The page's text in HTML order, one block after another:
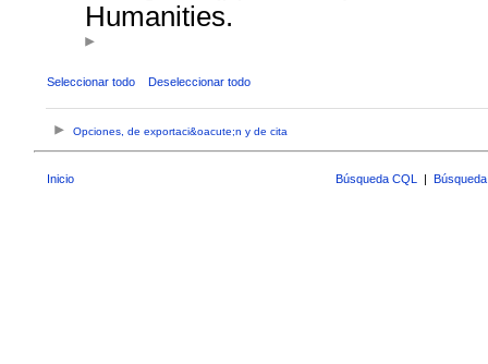
Humanities.
Seleccionar todo Deseleccionar todo
Opciones, de exportaci&oacute;n y de cita
Inicio Búsqueda CQL |